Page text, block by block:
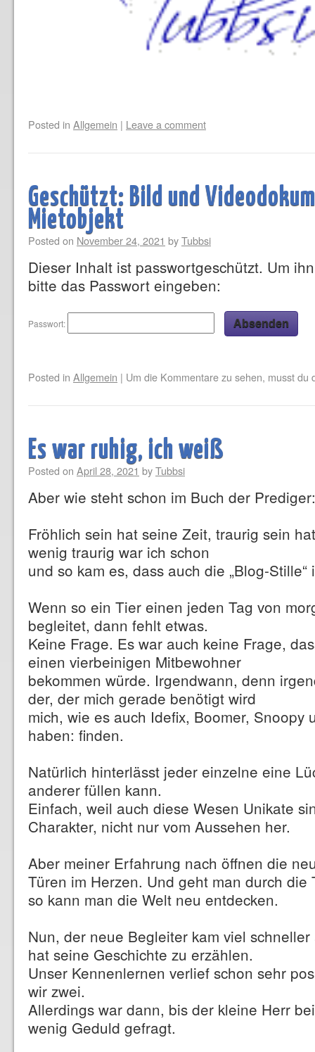
Posted in Allgemein | Leave a comment
Geschützt: Bild und
Mietobjekt
Posted on November 24, 2021 byTubbsi
Dieser Inhalt ist passwortgeschützt. Um
bitte das Passwort eingeben:
Passwort:
Posted in Allgemein | Um die Kommentare zu sehen, musst du
Es war ruhig, ich weiß
Posted on April 28, 2021 byTubbsi
Aber wie steht schon im Buch der
Fröhlich sein hat seine Zeit, traurig sein
wenig traurig war ich schon
und so kam es, dass auch die „Blog-
Wenn so ein Tier einen jeden Tag von
begleitet, dann fehlt etwas.
Keine Frage. Es war auch keine Frage,
einen vierbeinigen Mitbewohner
bekommen würde. Irgendwann, denn
der, der mich gerade benötigt wird
mich, wie es auch Idefix, Boomer, Snoopy
haben: finden.
Natürlich hinterlässt jeder einzelne eine
anderer füllen kann.
Einfach, weil auch diese Wesen Unikate
Charakter, nicht nur vom Aussehen her.
Aber meiner Erfahrung nach öffnen die
Türen im Herzen. Und geht man durch die
so kann man die Welt neu entdecken.
Nun, der neue Begleiter kam viel
hat seine Geschichte zu erzählen.
Unser Kennenlernen verlief schon sehr
wir zwei.
Allerdings war dann, bis der kleine Herr
wenig Geduld gefragt.